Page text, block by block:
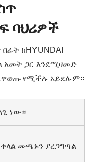
ባህሪዎች
ከHYUNDAI
አመት ጋር እንደሚዛመድ
የሚችሉ አይደሉም።
ነው።
መጫኑን ያረጋግጣል